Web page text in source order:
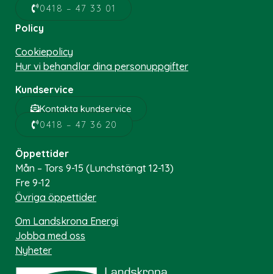
0418 – 47 33 01
Policy
Cookiepolicy
Hur vi behandlar dina personuppgifter
Kundservice
Kontakta kundservice
0418 – 47 36 20
Öppettider
Mån – Tors 9-15 (Lunchstängt 12-13)
Fre 9-12
Övriga öppettider
Om Landskrona Energi
Jobba med oss
Nyheter